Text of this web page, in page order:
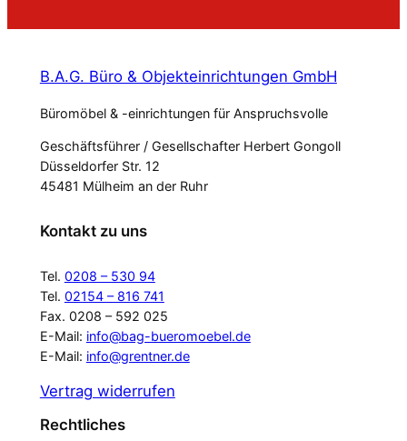
B.A.G. Büro & Objekteinrichtungen GmbH
Büromöbel & -einrichtungen für Anspruchsvolle
Geschäftsführer / Gesellschafter Herbert Gongoll
Düsseldorfer Str. 12
45481 Mülheim an der Ruhr
Kontakt zu uns
Tel. 0208 – 530 94
Tel. 02154 – 816 741
Fax. 0208 – 592 025
E-Mail: info@bag-bueromoebel.de
E-Mail: info@grentner.de
Vertrag widerrufen
Rechtliches